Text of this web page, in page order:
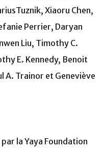
Xiaoru Chen,
Perrier, Daryan
Liu, Timothy C.
E. Kennedy, Benoit
A. Trainor et Geneviève
la Yaya Foundation